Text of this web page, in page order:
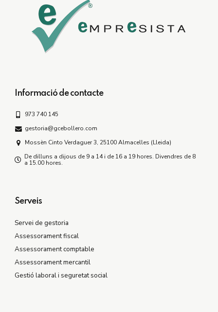
Informació de contacte
973 740 145
gestoria@gcebollero.com
Mossèn Cinto Verdaguer 3, 25100 Almacelles (Lleida)
De dilluns a dijous de 9 a 14 i de 16 a 19 hores. Divendres de 8
a 15.00 hores.
Serveis
Servei de gestoria
Assessorament fiscal
Assessorament comptable
Assessorament mercantil
Gestió laboral i seguretat social